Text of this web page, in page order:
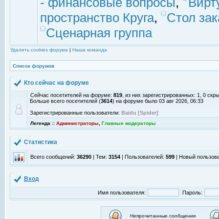
пространство Круга,
Стол
Сценарная группа
Удалить cookies форума | Наша команда
Список форумов
Кто сейчас на форуме
Сейчас посетителей на форуме: 819 , из них зарегистрированных: 1, 0
Больше всего посетителей (3614) на форуме было 03 авг 2026, 06:33
Зарегистрированные пользователи: Baidu [Spider]
Легенда :: Администраторы Главные модераторы
Статистика
Всего сообщений: 36290 | Тем: 3154 | Пользователей: 599 | Новый
Вход
Имя пользователя: Пароль:
Непрочитанные сообщения